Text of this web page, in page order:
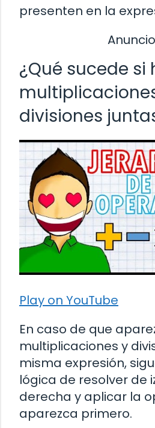
presenten en la
¿Qué sucede si
divisiones
Play on YouTube
En caso de que
multiplicaciones y
misma expresión,
lógica de resolver de
derecha y aplicar la
aparezca primero.